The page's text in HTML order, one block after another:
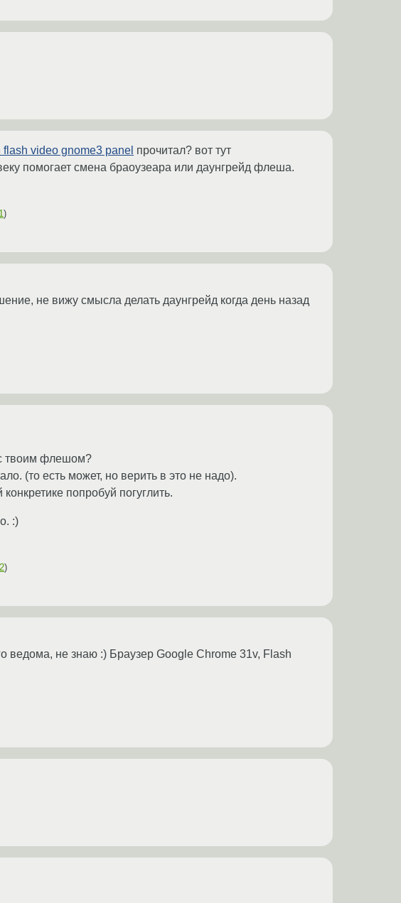
video gnome3 panel прочитал? вот тут
помогает смена браоузеара или даунгрейд флеша.
)
не вижу смысла делать даунгрейд когда день назад
твоим флешом?
(то есть может, но верить в это не надо).
попробуй погуглить.
:)
)
ведома, не знаю :) Браузер Google Chrome 31v, Flash